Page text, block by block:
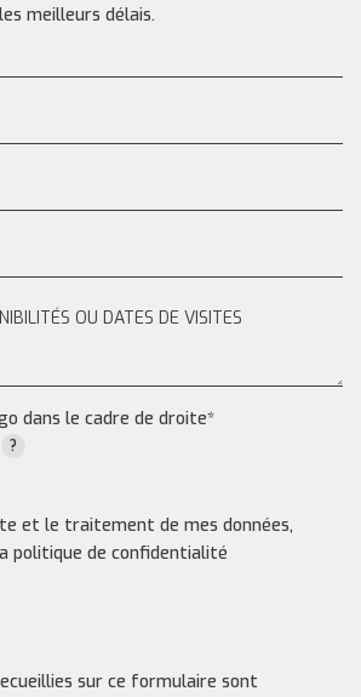
meilleurs délais.
dans le cadre de droite*
et le traitement de mes données,
politique de confidentialité
sur ce formulaire sont